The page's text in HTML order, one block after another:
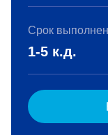
Срок
1-5 к.д.